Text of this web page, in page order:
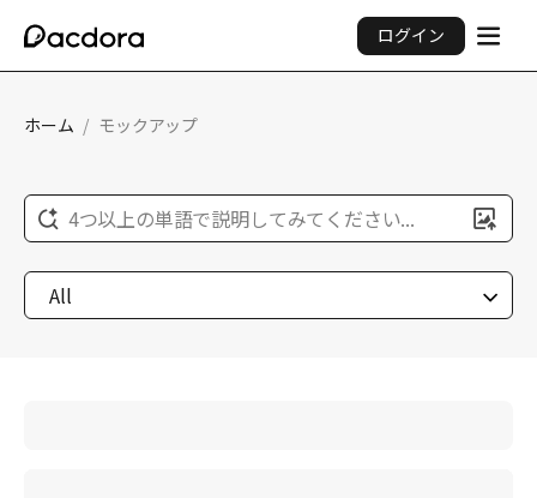
ログイン
ホーム / モックアップ
4つ以上の単語で説明してみてください...
All